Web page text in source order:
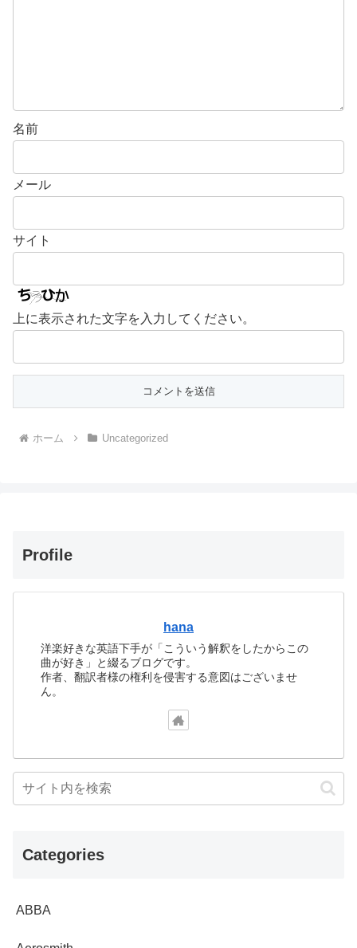
名前
メール
サイト
上に表示された文字を入力してください。
ホーム Uncategorized
Profile
hana
洋楽好きな英語下手が「こういう解釈をしたからこの
曲が好き」と綴るブログです。
作者、翻訳者様の権利を侵害する意図はございませ
ん。
Categories
ABBA